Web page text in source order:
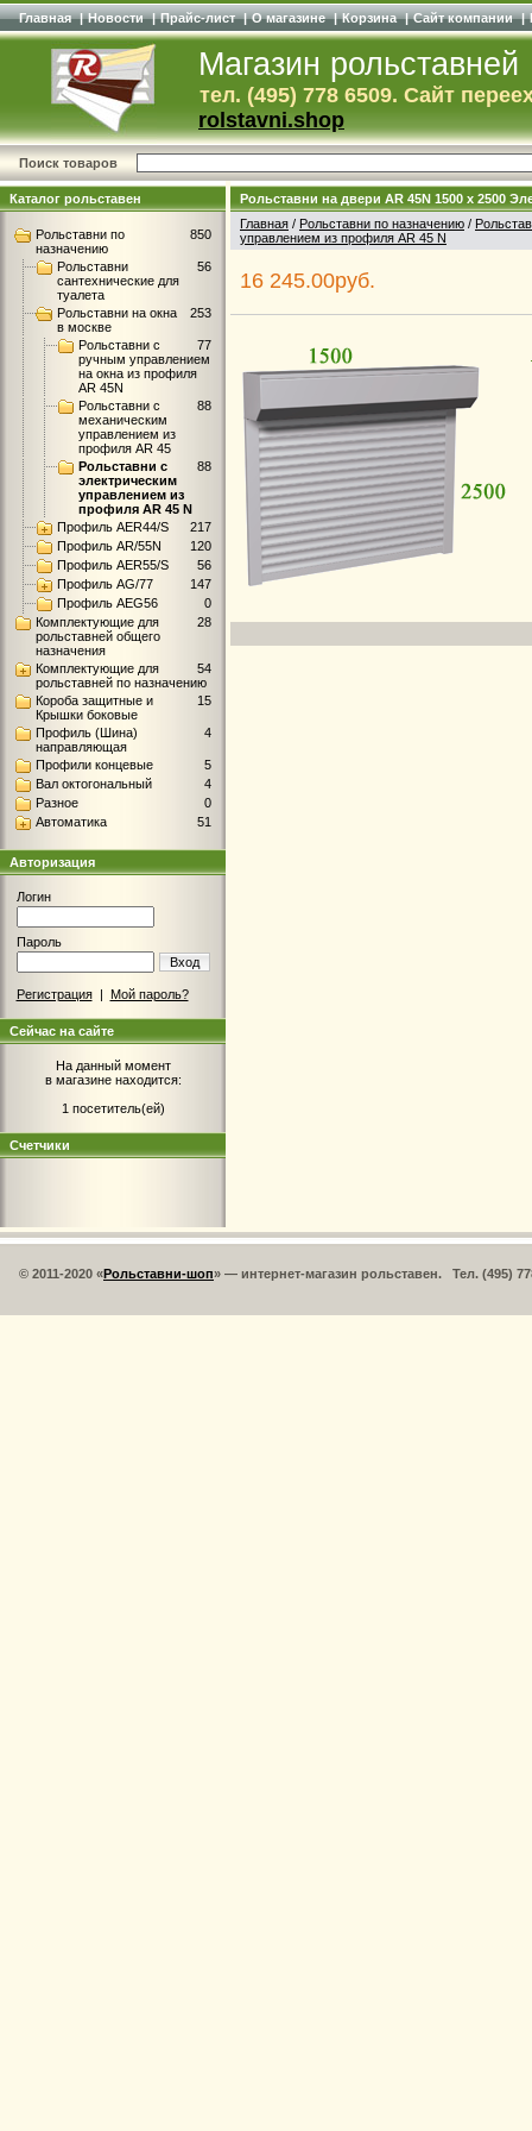
Главная | Новости | Прайс-лист | О магазине | Корзина | Сайт компании |
Магазин рольставней
тел. (495) 778 6509. Сайт
rolstavni.shop
Поиск товаров
Каталог рольставен
850
Рольставни по
назначению
56
Рольставни
сантехнические для
туалета
253
Рольставни на окна
в москве
77
Рольставни с
ручным управлением
на окна из профиля
AR 45N
88
Рольставни с
механическим
управлением из
профиля AR 45
88
Рольставни с
электрическим
управлением из
профиля AR 45 N
217
Профиль AER44/S
120
Профиль AR/55N
56
Профиль AER55/S
147
Профиль AG/77
0
Профиль AEG56
28
Комплектующие для
рольставней общего
назначения
54
Комплектующие для
рольставней по назначению
15
Короба защитные и
Крышки боковые
4
Профиль (Шина)
направляющая
5
Профили концевые
4
Вал октогональный
0
Разное
51
Автоматика
Авторизация
Логин
Пароль
Вход
Регистрация| Мой пароль?
Сейчас на сайте
На данный момент
в магазине находится:
1 посетитель(ей)
Счетчики
Рольставни на двери AR 45N 1500 x 2500
Главная / Рольставни по назначению /
управлением из профиля AR 45 N
16 245.00руб.
© 2011-2020 «Рольставни-шоп» — интернет-магазин рольставен. Тел. (495)